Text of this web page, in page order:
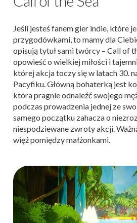
Jeśli jesteś fanem gier indie, które
przygodówkami, to mamy dla
opisują tytuł sami twórcy – Call of
opowieść o wielkiej miłości i
której akcja toczy się w latach 30.
Pacyfiku. Główną bohaterką jest
która pragnie odnaleźć swojego
podczas prowadzenia jednej ze
samego początku zahacza o
niespodziewane zwroty akcji.
więź pomiędzy małżonkami.